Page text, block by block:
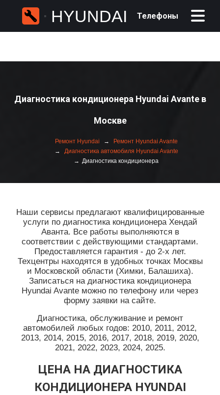
HYUNDAI Телефоны
Диагностика кондиционера Hyundai Avante в
Москве
Ремонт Hyundai
Ремонт Hyundai Avante
Диагностика автомобиля Hyundai Avante
Диагностика кондиционера
Наши сервисы предлагают квалифицированные
услуги по диагностика кондиционера Хендай
Аванта. Все работы выполняются в
соответствии с действующими стандартами.
Предоставляется гарантия - до 2-х лет.
Техцентры находятся в удобных точках Москвы
и Московской области (Химки, Балашиха).
Записаться на диагностика кондиционера
Hyundai Avante можно по телефону или через
форму заявки на сайте.
Диагностика, обслуживание и ремонт
автомобилей любых годов: 2010, 2011, 2012,
2013, 2014, 2015, 2016, 2017, 2018, 2019, 2020,
2021, 2022, 2023, 2024, 2025.
ЦЕНА НА ДИАГНОСТИКА
КОНДИЦИОНЕРА HYUNDAI